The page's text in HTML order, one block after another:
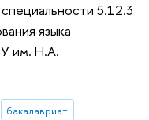
5.12.3
языка
им. Н.А.
бакалавриат